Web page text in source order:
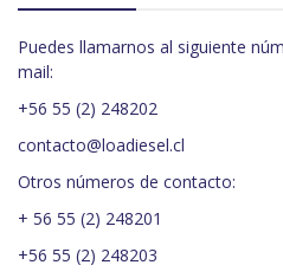
Puedes llamarnos al siguiente
mail:
+56 55 (2) 248202
contacto@loadiesel.cl
Otros números de contacto:
+ 56 55 (2) 248201
+56 55 (2) 248203